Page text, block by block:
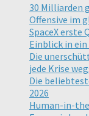
30 Milliarden
Offensive im
SpaceX erste
Einblick in
Die
jede Krise
Die
2026
Human-in-